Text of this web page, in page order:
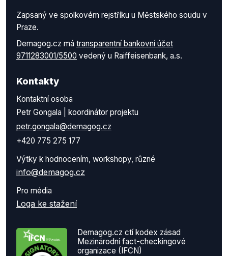
Zapsaný ve spolkovém rejstříku u Městského soudu v
Praze.
Demagog.cz má transparentní bankovní účet
9711283001/5500 vedený u Raiffeisenbank, a.s.
Kontakty
Kontaktní osoba
Petr Gongala | koordinátor projektu
petr.gongala@demagog.cz
+420 775 275 177
Výtky k hodnocením, workshopy, různé
info@demagog.cz
Pro média
Loga ke stažení
Demagog.cz ctí kodex zásad
Mezinárodní fact-checkingové
organizace (IFCN)